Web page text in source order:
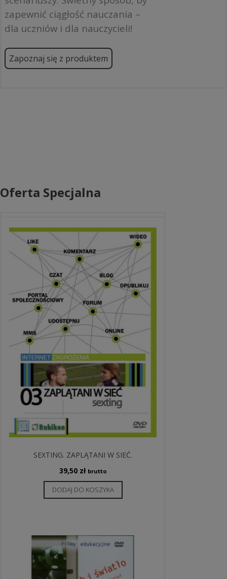
zapewnić ciągłość nauczania –
dla uczniów i dla nauczycieli!
Zapoznaj się z produktem
Oferta Specjalna
SEXTING. ZAPLĄTANI W SIEĆ.
39,50 zł brutto
DODAJ DO KOSZYKA